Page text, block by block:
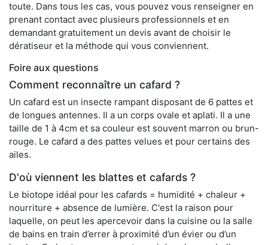
toute. Dans tous les cas, vous pouvez vous renseigner en
prenant contact avec plusieurs professionnels et en
demandant gratuitement un devis avant de choisir le
dératiseur et la méthode qui vous conviennent.
Foire aux questions
Comment reconnaître un cafard ?
Un cafard est un insecte rampant disposant de 6 pattes et
de longues antennes. Il a un corps ovale et aplati. Il a une
taille de 1 à 4cm et sa couleur est souvent marron ou brun-
rouge. Le cafard a des pattes velues et pour certains des
ailes.
D'où viennent les blattes et cafards ?
Le biotope idéal pour les cafards = humidité + chaleur +
nourriture + absence de lumière. C'est la raison pour
laquelle, on peut les apercevoir dans la cuisine ou la salle
de bains en train d’errer à proximité d’un évier ou d’un